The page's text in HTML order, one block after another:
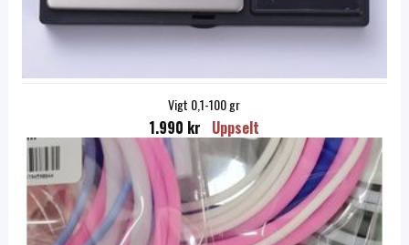
Vigt 0,1-100 gr
1.990 kr Uppselt